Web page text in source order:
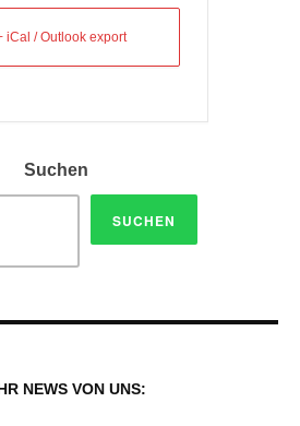
iCal / Outlook export
Suchen
SUCHEN
NEWS VON UNS: